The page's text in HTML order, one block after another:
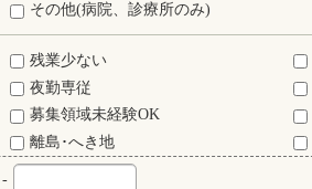
その他(病院、診療所のみ)
残業少ない
夜勤専従
募集領域未経験OK
離島･へき地
-